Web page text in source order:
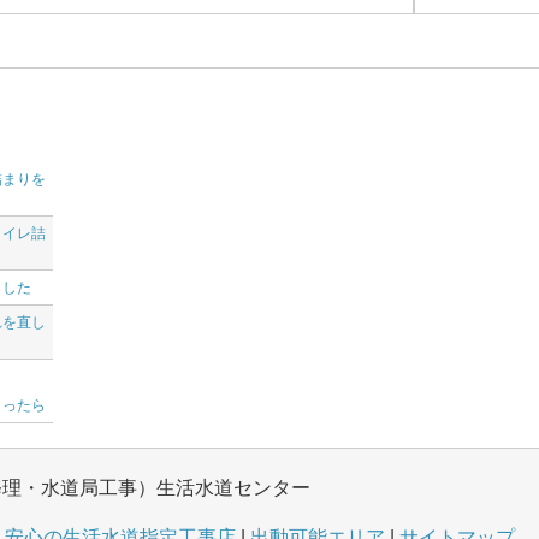
りを
レ詰
た
直し
たら
・水道局工事）生活水道センター